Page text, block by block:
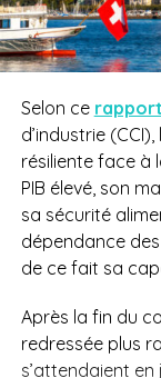
Selon ce rapport
d’industrie
résiliente face à
PIB élevé, son
sa sécurité
dépendance
de ce fait sa
Après la fin du
redressée plus
s’attendaient